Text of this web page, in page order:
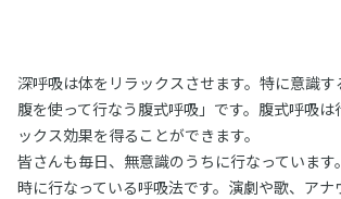
深呼吸は体をリラックスさせます。特に意識
腹を使って行なう腹式呼吸」です。腹式呼吸は
ックス効果を得ることができます。
皆さんも毎日、無意識のうちに行なっています
時に行なっている呼吸法です。演劇や歌、アナ